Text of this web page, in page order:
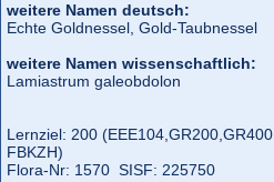
weitere Namen deutsch:
Echte Goldnessel, Gold-Taubnessel
weitere Namen wissenschaftlich:
Lamiastrum galeobdolon
Lernziel: 200 (EEE104, GR200, GR400,
FBKZH)
Flora‑Nr: 1570 SISF: 225750